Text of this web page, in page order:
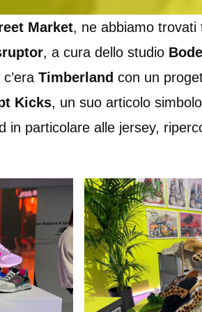
Market, ne abbiamo trovati
, a cura dello studio
Timberland con un
Kicks, un suo articolo
in particolare alle jersey,